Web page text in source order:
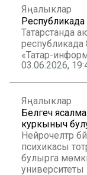
Яңалыклар
Татарстанда
республикада
«Татар-
03.06.2026,
Яңалыклар
Белгеч
куркыныч
Нейрочелтәр
психикасы
булырга мөмкин, дип